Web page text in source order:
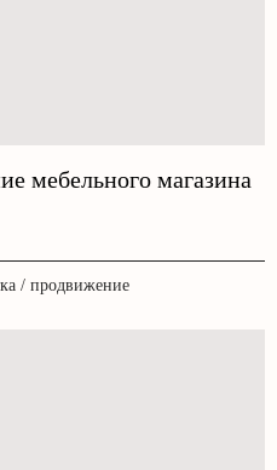
мебельного магазина
/ продвижение